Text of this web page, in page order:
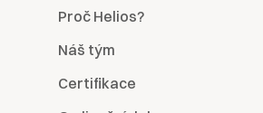
Proč Helios?
Náš tým
Certifikace